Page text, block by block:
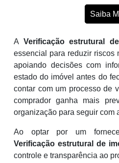
A Verificação estrutural
essencial para reduzir riscos
apoiando decisões com
estado do imóvel antes do
contar com um processo de
comprador ganha mais
organização para seguir com
Ao optar por um
Verificação estrutural de
controle e transparência ao
Saiba